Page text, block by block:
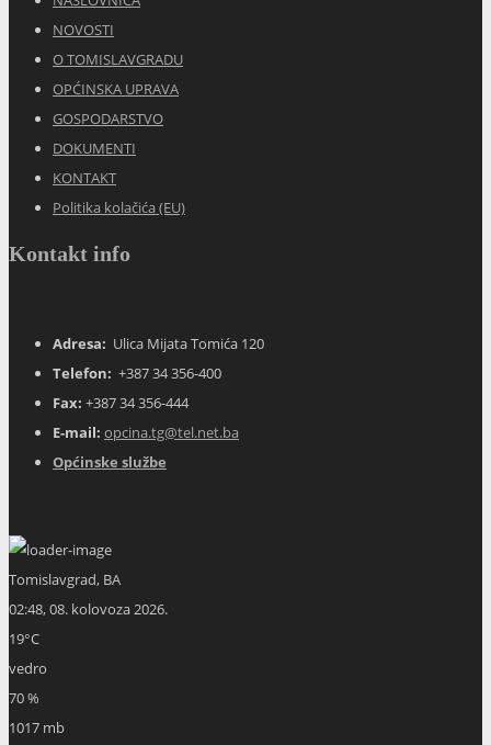
NOVOSTI
O TOMISLAVGRADU
OPĆINSKA UPRAVA
GOSPODARSTVO
DOKUMENTI
KONTAKT
Politika kolačića (EU)
Kontakt info
Adresa: Ulica Mijata Tomića 120
Telefon: +387 34 356-400
Fax: +387 34 356-444
E-mail: opcina.tg@tel.net.ba
Općinske službe
Tomislavgrad, BA
02:48,08. kolovoza 2026.
19°C
vedro
70 %
1017 mb